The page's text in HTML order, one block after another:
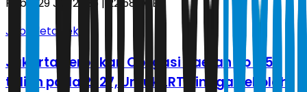
Jabodetabek
Jakarta Terbitkan Obligasi Daerah Rp 3,5
triliun pada 2027, Untuk LRT hingga Sekolah